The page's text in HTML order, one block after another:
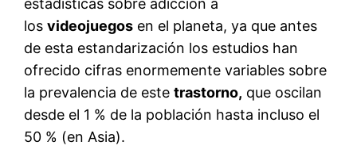
estadísticas sobre adicción a
los videojuegos en el planeta, ya que antes
de esta estandarización los estudios han
ofrecido cifras enormemente variables sobre
la prevalencia de este trastorno, que oscilan
desde el 1 % de la población hasta incluso el
50 % (en Asia).